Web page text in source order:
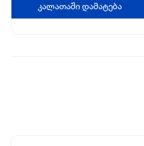
nᲙალათაში Დამატება